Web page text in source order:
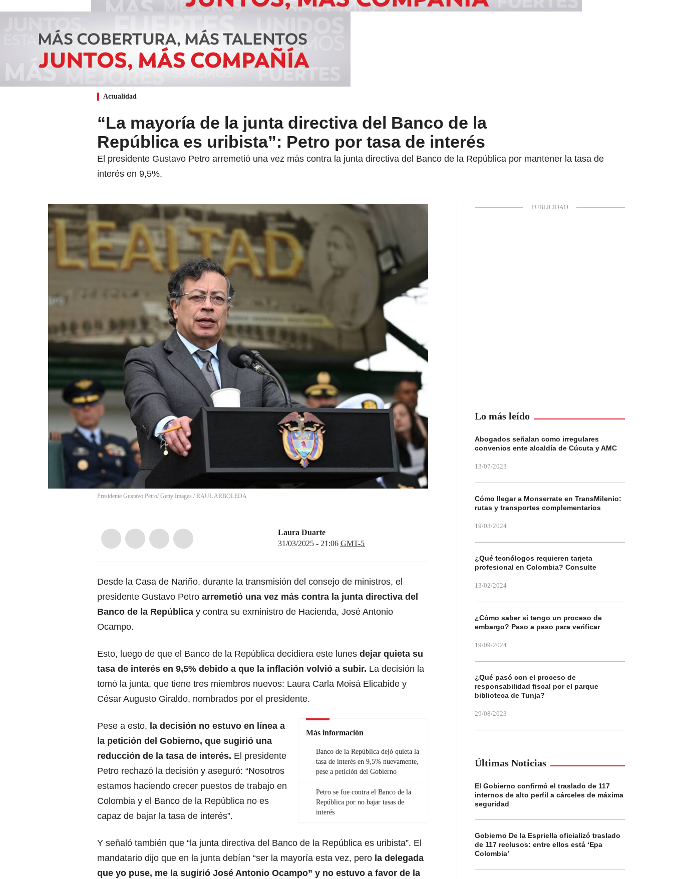
Actualidad
“La mayoría de la junta directiva del Banco de la
República es uribista”: Petro por tasa de interés
El presidente Gustavo Petro arremetió una vez más contra la junta directiva del Banco de la República por mantener la tasa de
interés en 9,5%.
Presidente Gustavo Petro/ Getty Images / RAUL ARBOLEDA
Laura Duarte
31/03/2025 - 21:06 GMT-5
Desde la Casa de Nariño, durante la transmisión del consejo de ministros, el
presidente Gustavo Petro arremetió una vez más contra la junta directiva del
Banco de la República y contra su exministro de Hacienda, José Antonio
Ocampo.
Esto, luego de que el Banco de la República decidiera este lunes dejar quieta su
tasa de interés en 9,5% debido a que la inflación volvió a subir. La decisión la
tomó la junta, que tiene tres miembros nuevos: Laura Carla Moisá Elicabide y
César Augusto Giraldo, nombrados por el presidente.
Más información
Banco de la República dejó quieta la
tasa de interés en 9,5% nuevamente,
pese a petición del Gobierno
Petro se fue contra el Banco de la
República por no bajar tasas de
interés
Pese a esto, la decisión no estuvo en línea a
la petición del Gobierno, que sugirió una
reducción de la tasa de interés. El presidente
Petro rechazó la decisión y aseguró: “Nosotros
estamos haciendo crecer puestos de trabajo en
Colombia y el Banco de la República no es
capaz de bajar la tasa de interés”.
Y señaló también que “la junta directiva del Banco de la República es uribista”. El
mandatario dijo que en la junta debían “ser la mayoría esta vez, pero la delegada
que yo puse, me la sugirió José Antonio Ocampo” y no estuvo a favor de la
Lo más leído
Abogados señalan como irregulares
convenios ente alcaldía de Cúcuta y AMC
13/07/2023
Cómo llegar a Monserrate en TransMilenio:
rutas y transportes complementarios
19/03/2024
¿Qué tecnólogos requieren tarjeta
profesional en Colombia? Consulte
13/02/2024
¿Cómo saber si tengo un proceso de
embargo? Paso a paso para verificar
19/09/2024
¿Qué pasó con el proceso de
responsabilidad fiscal por el parque
biblioteca de Tunja?
29/08/2023
Últimas Noticias
El Gobierno confirmó el traslado de 117
internos de alto perfil a cárceles de máxima
seguridad
Gobierno De la Espriella oficializó traslado
de 117 reclusos: entre ellos está ‘Epa
Colombia’